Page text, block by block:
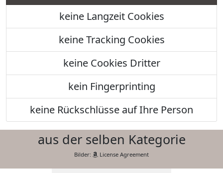
keine Langzeit Cookies
keine Tracking Cookies
keine Cookies Dritter
kein Fingerprinting
keine Rückschlüsse auf Ihre Person
aus der selben Kategorie
Bilder: License Agreement